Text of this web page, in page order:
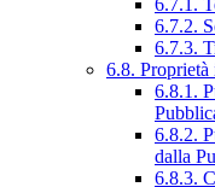
6.7.1.
6.7.2.
6.7.3.
6.8.
6.8.1.
6.8.2.
dalla
6.8.3.